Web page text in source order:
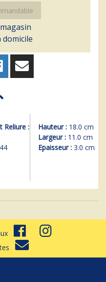
domicile
Reliure :
Hauteur : 18.0 cm
Largeur : 11.0 cm
Epaisseur : 3.0 cm